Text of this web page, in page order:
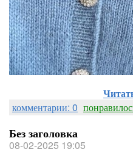
комментарии: 0
Без заголовка
08-02-2025 19:05